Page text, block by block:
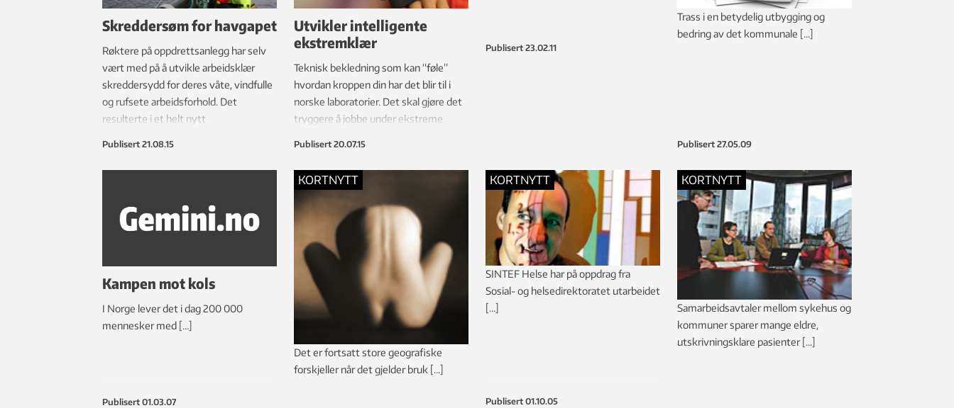
Skreddersøm for havgapet
Røktere på oppdrettsanlegg har selv
vært med på å utvikle arbeidsklær
skreddersydd for deres våte, vindfulle
og rufsete arbeidsforhold. Det
resulterte i et helt nytt
Publisert 21.08.15
Utvikler intelligente
ekstremklær
Teknisk bekledning som kan “føle”
hvordan kroppen din har det blir til i
norske laboratorier. Det skal gjøre det
tryggere å jobbe under ekstreme
Publisert 20.07.15
Publisert 23.02.11
Trass i en betydelig utbygging og
bedring av det kommunale […]
Publisert 27.05.09
Kampen mot kols
I Norge lever det i dag 200 000
mennesker med […]
Publisert 01.03.07
KORTNYTT
Det er fortsatt store geografiske
forskjeller når det gjelder bruk […]
KORTNYTT
SINTEF Helse har på oppdrag fra
Sosial- og helsedirektoratet utarbeidet
[…]
Publisert 01.10.05
KORTNYTT
Samarbeidsavtaler mellom sykehus og
kommuner sparer mange eldre,
utskrivningsklare pasienter […]